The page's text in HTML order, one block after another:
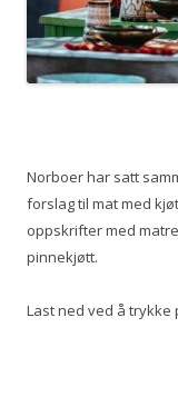
Norboer har satt
forslag til mat med
oppskrifter med
pinnekjøtt.
Last ned ved å trykke